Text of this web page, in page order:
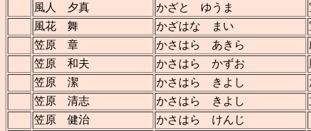
風人 夕真
かざと ゆうま
風花 舞
かざはな まい
笠原 章
かさはら あきら
笠原 和夫
かさはら かずお
笠原 潔
かさはら きよし
笠原 清志
かさはら きよし
笠原 健治
かさはら けんじ